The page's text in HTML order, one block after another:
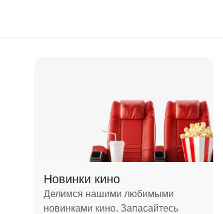
Новинки кино
Делимся нашими любимыми
новинками кино. Запасайтесь